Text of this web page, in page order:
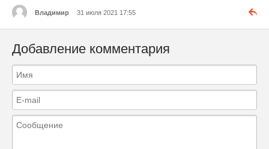
Владимир 31 июля 2021 17:55
Добавление комментария